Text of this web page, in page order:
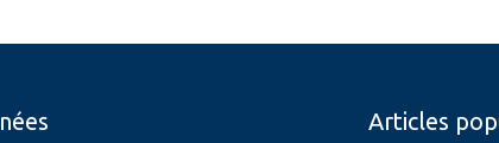
Articles